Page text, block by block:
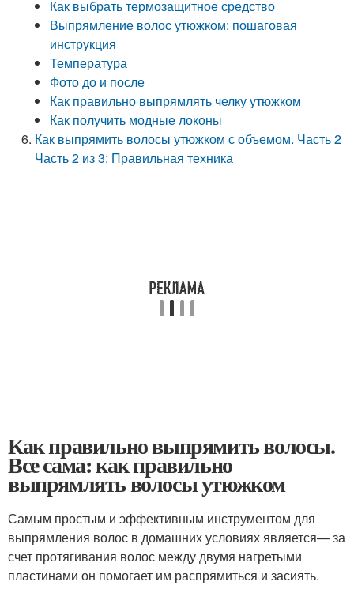
Как выбрать термозащитное средство
Выпрямление волос утюжком: пошаговая
инструкция
Температура
Фото до и после
Как правильно выпрямлять челку утюжком
Как получить модные локоны
Как выпрямить волосы утюжком с объемом. Часть 2
Часть 2 из 3: Правильная техника
Как правильно выпрямить волосы.
Все сама: как правильно
выпрямлять волосы утюжком
Самым простым и эффективным инструментом для
выпрямления волос в домашних условиях является— за
счет протягивания волос между двумя нагретыми
пластинами он помогает им распрямиться и засиять.